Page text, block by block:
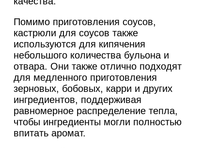
Помимо приготовления соусов,
кастрюли для соусов также
используются для кипячения
небольшого количества бульона и
отвара. Они также отлично подходят
для медленного приготовления
зерновых, бобовых, карри и других
ингредиентов, поддерживая
равномерное распределение тепла,
чтобы ингредиенты могли полностью
впитать аромат.